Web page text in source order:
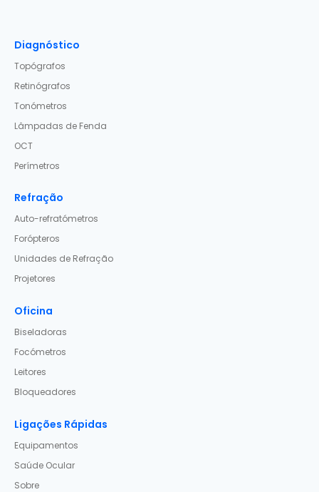
Diagnóstico
Topógrafos
Retinógrafos
Tonómetros
Lâmpadas de Fenda
OCT
Perímetros
Refração
Auto-refratómetros
Forópteros
Unidades de Refração
Projetores
Oficina
Biseladoras
Focómetros
Leitores
Bloqueadores
Ligações Rápidas
Equipamentos
Saúde Ocular
Sobre